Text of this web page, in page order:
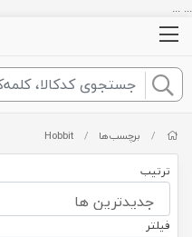
... ...
/ برچسب‌ها /
Hobbit
ترتیب
فیلتر